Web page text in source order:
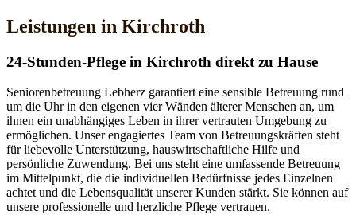
Leistungen in Kirchroth
24-Stunden-Pflege in Kirchroth direkt zu Hause
Seniorenbetreuung Lebherz garantiert eine sensible Betreuung rund
um die Uhr in den eigenen vier Wänden älterer Menschen an, um
ihnen ein unabhängiges Leben in ihrer vertrauten Umgebung zu
ermöglichen. Unser engagiertes Team von Betreuungskräften steht
für liebevolle Unterstützung, hauswirtschaftliche Hilfe und
persönliche Zuwendung. Bei uns steht eine umfassende Betreuung
im Mittelpunkt, die die individuellen Bedürfnisse jedes Einzelnen
achtet und die Lebensqualität unserer Kunden stärkt. Sie können auf
unsere professionelle und herzliche Pflege vertrauen.